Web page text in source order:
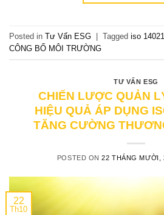
Posted in Tư Vấn ESG | Tagged iso 14021
CÔNG BỐ MÔI TRƯỜNG
TƯ VẤN ESG
CHIẾN LƯỢC QUẢN
HIỆU QUẢ ÁP DỤNG
TĂNG CƯỜNG
POSTED ON22 THÁNG MƯỜI,
22
Th10